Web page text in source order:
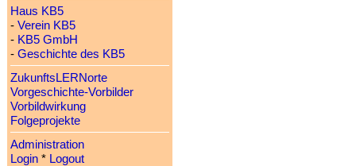
Haus KB5
- Verein KB5
- KB5 GmbH
- Geschichte des KB5
ZukunftsLERNorte
Vorgeschichte-Vorbilder
Vorbildwirkung
Folgeprojekte
Administration
Login* Logout